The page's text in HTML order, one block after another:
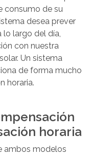
consumo de su
desea prever
largo del día,
con nuestra
Un sistema
de forma mucho
horaria.
horaria
ambos modelos